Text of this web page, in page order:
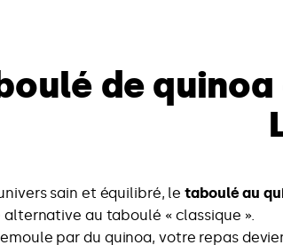
de
sain et équilibré, letaboulé au
au taboulé « classique ».
par du quinoa, votre repas